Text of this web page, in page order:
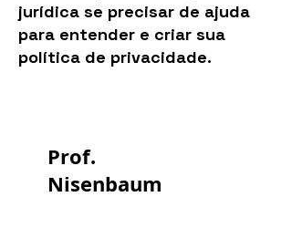
jurídica se precisar de ajuda
para entender e criar sua
política de privacidade.
Prof.
Nisenbaum